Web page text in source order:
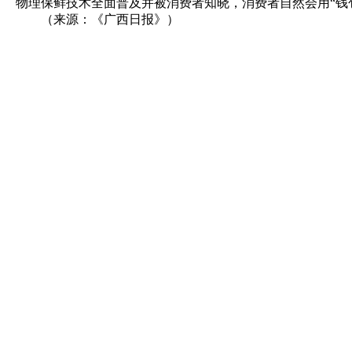
物理保鲜技术全面普及并被消费者知晓，消费者自然会用“钱
（来源：《广西日报》）